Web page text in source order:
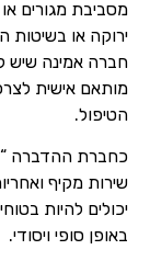
מסביבת מגורים
ירוקה או
חברה אמינה שיש
מותאם אישית
הטיפול.
כחברת ההדברה
שירות מקיף
יכולים להיות
באופן סופי ויסודי.